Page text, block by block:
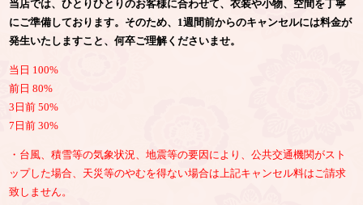
当店では、ひとりひとりのお客様に合わせて、衣装や小物、空間を丁寧
にご準備しております。そのため、1週間前からのキャンセルには料金が
発生いたしますこと、何卒ご理解くださいませ。
当日 100%
前日 80%
3日前 50%
7日前 30%
・台風、積雪等の気象状況、地震等の要因により、公共交通機関がスト
ップした場合、天災等のやむを得ない場合は上記キャンセル料はご請求
致しません。